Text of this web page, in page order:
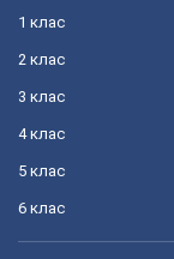
1 клас
2 клас
3 клас
4 клас
5 клас
6 клас